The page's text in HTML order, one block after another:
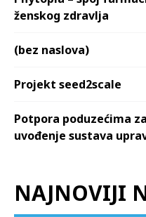
ženskog zdravlja
(bez naslova)
Projekt seed2scale
Potpora poduzećima
uvođenje sustava
NAJNOVIJI